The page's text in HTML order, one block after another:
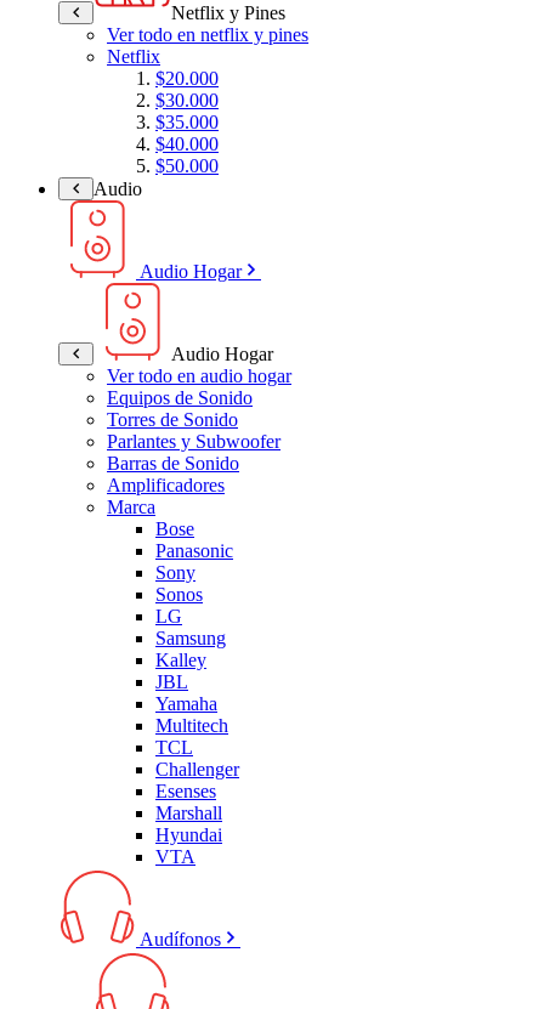
Netflix y Pines
Ver todo en netflix y pines
Netflix
$20.000
$30.000
$35.000
$40.000
$50.000
Audio
Audio Hogar
Audio Hogar
Ver todo en audio hogar
Equipos de Sonido
Torres de Sonido
Parlantes y Subwoofer
Barras de Sonido
Amplificadores
Marca
Bose
Panasonic
Sony
Sonos
LG
Samsung
Kalley
JBL
Yamaha
Multitech
TCL
Challenger
Esenses
Marshall
Hyundai
VTA
Audífonos